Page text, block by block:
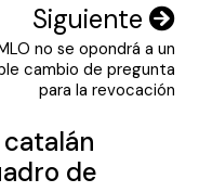
Siguiente
no se opondrá a un
cambio de pregunta
para la revocación
de